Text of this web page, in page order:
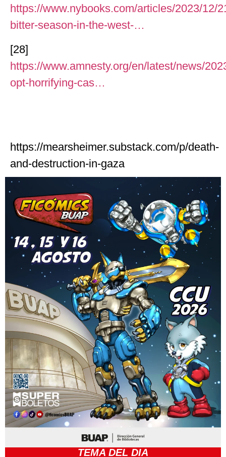
https://www.nybooks.com/articles/2023/12/
bitter-season-in-the-west-…
[28]
https://www.amnesty.org/en/latest/news/
opt-horrifying-cas…
https://mearsheimer.substack.com/p/death-
and-destruction-in-gaza
TEMA DEL DIA